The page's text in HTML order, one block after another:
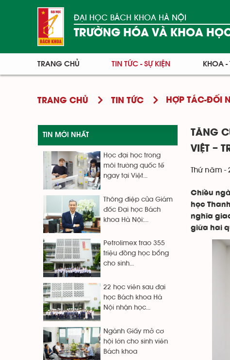
ĐẠI HỌC BÁCH KHOA HÀ NỘI
TRƯỜNG HÓA VÀ KHOA
TRANG CHỦ TIN TỨC - SỰ KIỆN KHOA -
TRANG CHỦ TIN TỨC HỢP TÁC-ĐỐI
TĂNG
VIỆT –
Thứ năm -
Chiều
học
nghĩa
giữa hai
TIN MỚI NHẤT
Học đại học trong
môi trường quốc tế
ngay tại Việt...
Thông điệp của Giám
đốc Đại học Bách
khoa Hà Nội:...
Petrolimex trao 355
triệu đồng học bổng
cho sinh...
22 học viên sau đại
học Bách khoa Hà
Nội nhận học...
Ngành Giấy mở cơ
hội lớn cho sinh viên
Bách khoa